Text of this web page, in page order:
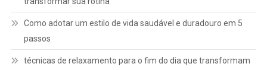
Como adotar um estilo de vida saudável e duradouro em 5
passos
técnicas de relaxamento para o fim do dia que transformam